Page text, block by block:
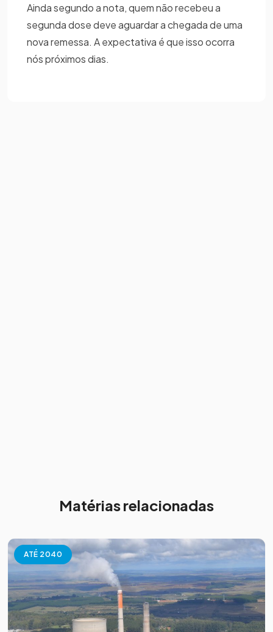
Ainda segundo a nota, quem não recebeu a
segunda dose deve aguardar a chegada de uma
nova remessa. A expectativa é que isso ocorra
nós próximos dias.
Matérias relacionadas
ATÉ 2040